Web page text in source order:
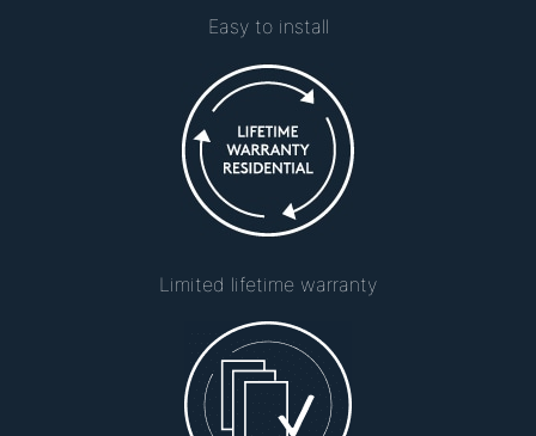
Easy to install
Limited lifetime warranty